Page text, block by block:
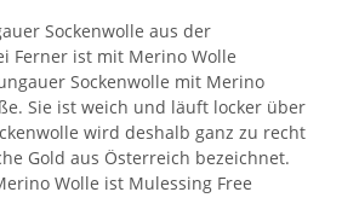
Sockenwolle aus der
Ferner ist mit Merino Wolle
Sockenwolle mit Merino
Sie ist weich und läuft locker über
wird deshalb ganz zu recht
Gold aus Österreich bezeichnet.
Wolle ist Mulessing Free